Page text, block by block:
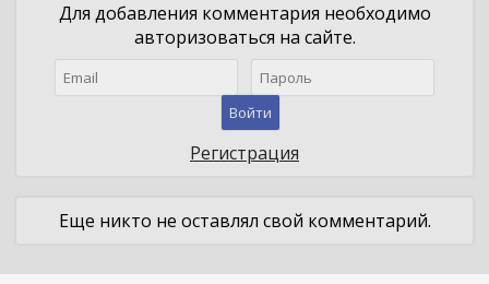
Для добавления комментария необходимо
авторизоваться на сайте.
Войти
Регистрация
Еще никто не оставлял свой комментарий.